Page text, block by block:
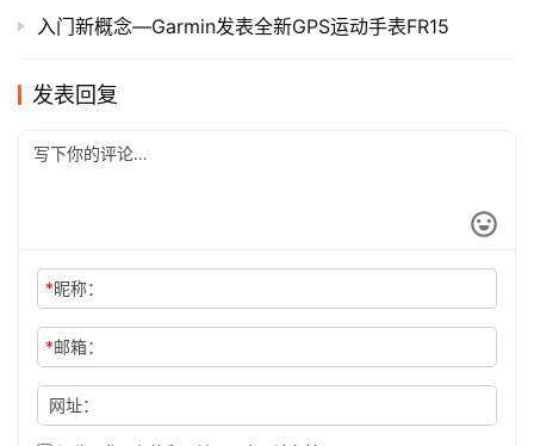
入门新概念—Garmin发表全新GPS运动手表FR15
发表回复
*昵称：
*邮箱：
网址：